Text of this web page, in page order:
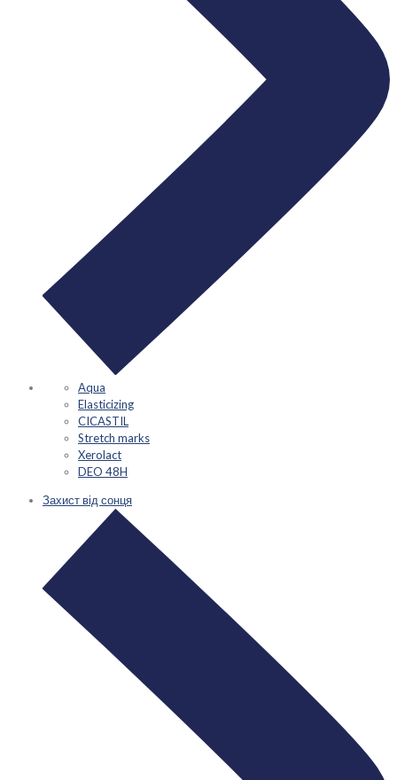
Aqua
Elasticizing
CICASTIL
Stretch marks
Xerolact
DEO 48H
Захист від сонця